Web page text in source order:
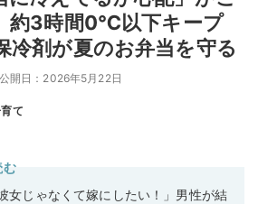
約3時間0℃以下キープ
冷剤が夏のお弁当を守る
公開日：2026年5月22日
て
む
彼女じゃなくて嫁にしたい！」男性が結